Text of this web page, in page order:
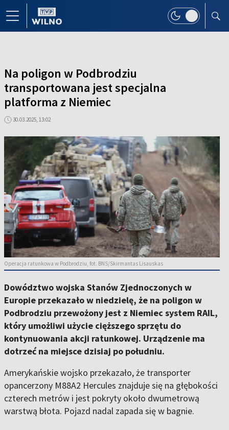
Na poligon w Podbrodziu
transportowana jest specjalna
platforma z Niemiec
30.03.2025, 13:02
Operacja ratunkowa w Podbrodziu, fot. BNS/Skirmantas Lisauskas
Dowództwo wojska Stanów Zjednoczonych w
Europie przekazało w niedzielę, że na poligon w
Podbrodziu przewożony jest z Niemiec system RAIL,
który umożliwi użycie cięższego sprzętu do
kontynuowania akcji ratunkowej. Urządzenie ma
dotrzeć na miejsce dzisiaj po południu.
Amerykańskie wojsko przekazało, że transporter
opancerzony M88A2 Hercules znajduje się na głębokości
czterech metrów i jest pokryty około dwumetrową
warstwą błota. Pojazd nadal zapada się w bagnie.